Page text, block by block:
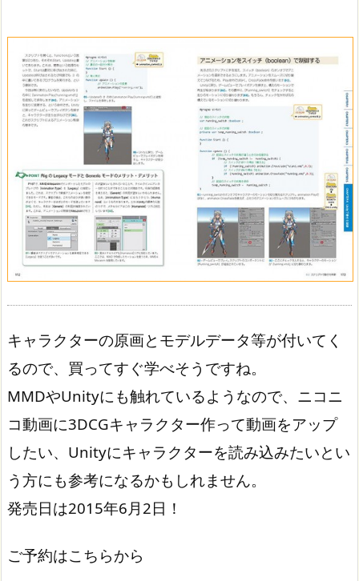
キャラクターの原画とモデルデータ等が付いてく
るので、買ってすぐ学べそうですね。
MMDやUnityにも触れているようなので、ニコニ
コ動画に3DCGキャラクター作って動画をアップ
したい、Unityにキャラクターを読み込みたいとい
う方にも参考になるかもしれません。
発売日は2015年6月2日！
ご予約はこちらから